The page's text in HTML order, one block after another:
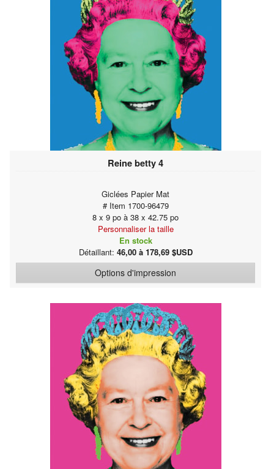
Reine betty 4
Giclées Papier Mat
# Item 1700-96479
8 x 9 po à 38 x 42.75 po
Personnaliser la taille
En stock
Détaillant: 46,00 à 178,69 $USD
Options d'impression